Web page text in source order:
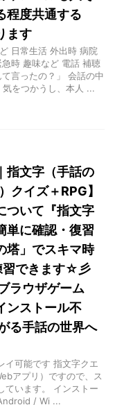
程度共通する
ます
日常生活 外出時 病院
時 趣味など 電話 補聴
言ったの？」 会話の中
をつかうし、本人 ...
指文字（手話の
クイズ＋RPG】
ついて『指文字
単に確認・復習
塔」でスキマ時
習できます☆彡
ラウザゲーム
ンストール不
る手話の世界へ
可能です 指文字クエ
アプリ）ですので、ス
ています。 インストー
/ Wi ...